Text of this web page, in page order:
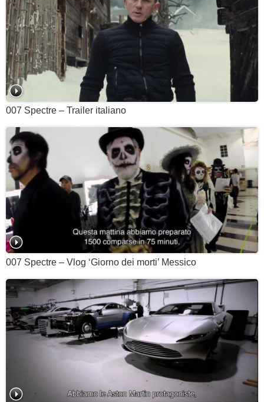
007 Spectre – Trailer italiano
007 Spectre – Vlog ‘Giorno dei morti’ Messico